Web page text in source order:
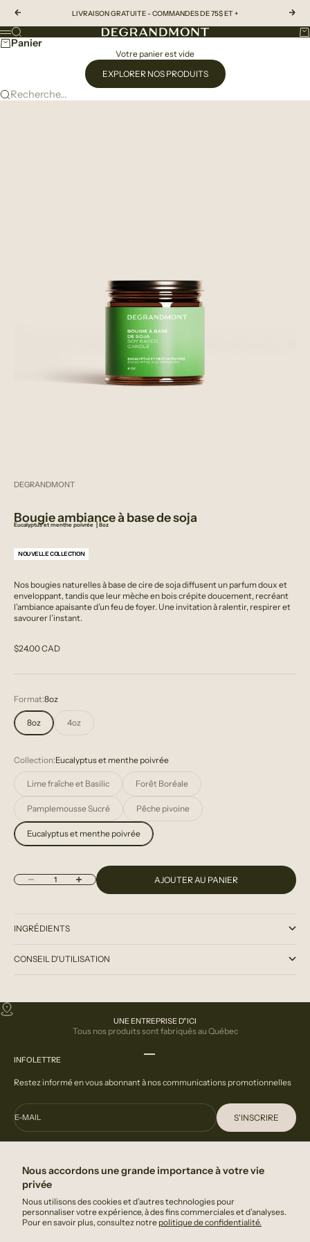
Nous accordons une grande importance à votre vie
privée
Nous utilisons des cookies et d’autres technologies pour
personnaliser votre expérience, à des fins commerciales et d’analyses.
Pour en savoir plus, consultez notre politique de confidentialité.
Précédent
LIVRAISON GRATUITE - COMMANDES DE 75$ ET +
DeGrandmont
Menu
Recherche
Panier
Votre panier est vide
EXPLORER NOS PRODUITS
Recherche...
DEGRANDMONT
Bougie ambiance à base de soja
Eucalyptus et menthe poivrée ⎟ 8oz
NOUVELLE COLLECTION
Nos bougies naturelles à base de cire de soja diffusent un parfum doux et
enveloppant, tandis que leur mèche en bois crépite doucement, recréant
l’ambiance apaisante d’un feu de foyer. Une invitation à ralentir, respirer et
savourer l’instant.
Prix de vente
$24.00 CAD
Format:8oz
8oz 4oz
Collection:Eucalyptus et menthe poivrée
Lime fraîche et Basilic Forêt Boréale
Pamplemousse Sucré Pêche pivoine
Eucalyptus et menthe poivrée
Diminuer la quantitéAugmenter la quantité AJOUTER AU PANIER
INGRÉDIENTS
CONSEIL D'UTILISATION
UNE ENTREPRISE D"ICI
Tous nos produits sont fabriqués au Québec
INFOLETTRE
Restez informé en vous abonnant à nos communications promotionnelles
E-MAIL S'INSCRIRE
FAQ
Nous contacter
Politique de confidentialité